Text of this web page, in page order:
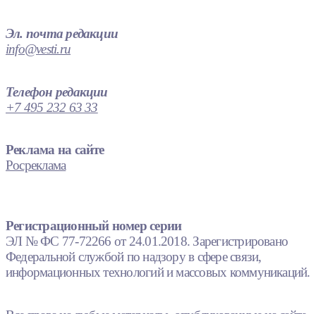
Эл. почта редакции
info@vesti.ru
Телефон редакции
+7 495 232 63 33
Реклама на сайте
Росреклама
Регистрационный номер серии
ЭЛ № ФС 77-72266 от 24.01.2018. Зарегистрировано
Федеральной службой по надзору в сфере связи,
информационных технологий и массовых коммуникаций.